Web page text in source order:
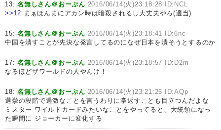
13:名無しさん＠おーぷん 2016/06/14(火)23:18:28 ID:NCL
>>12 まぁほんまにアカン時は暗殺されるし大丈夫やろ(適当)
15:名無しさん＠おーぷん 2016/06/14(火)23:18:41 ID:6nc
中国を潰すことが先決な発言してるのになぜ日本を潰そうとするのか
17:名無しさん＠おーぷん 2016/06/14(火)23:18:57 ID:D2m
なるほどザワールドの人やんけ！
18:名無しさん＠おーぷん 2016/06/14(火)23:21:26 ID:AQp
選挙の段階で過激なことを言うわりに掌返すことも目立つんだよな
ミスター ワイルドカードみたいなことをやってると、大統領になっ
た瞬間に ジョーカーに変化する